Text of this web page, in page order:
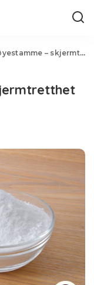
– skjermtretthet og tørre øyne